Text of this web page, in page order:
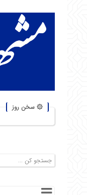
۞ سخن روز